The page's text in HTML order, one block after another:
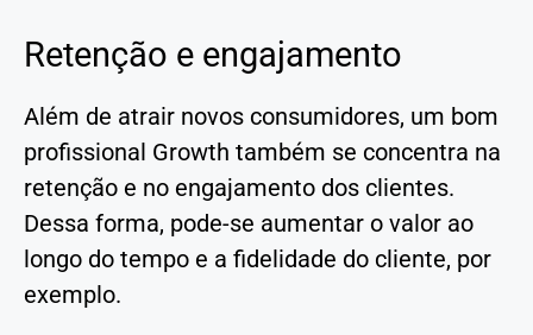
Retenção e engajamento
Além de atrair novos consumidores, um bom
profissional Growth também se concentra na
retenção e no engajamento dos clientes.
Dessa forma, pode-se aumentar o valor ao
longo do tempo e a fidelidade do cliente, por
exemplo.